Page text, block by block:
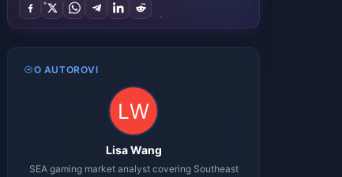
O AUTOROVI
Lisa Wang
SEA gaming market analyst covering Southeast